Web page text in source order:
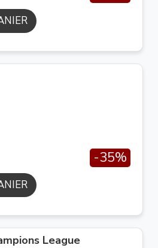
-35%
League